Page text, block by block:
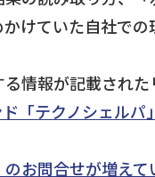
けていた自社で
情報が記載された
「テクノシェルパ
お問合せが増えて